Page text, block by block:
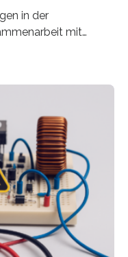
in der
mit
zu
Europäischen
– mit einer
Millionen Euro.
großen
des
Im
Neue
rasch in die